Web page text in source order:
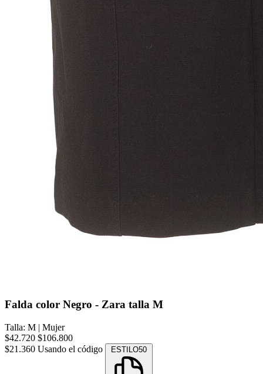
Falda color Negro - Zara talla M
Talla: M | Mujer
$42.720 $106.800
$21.360 Usando el código ESTILO50